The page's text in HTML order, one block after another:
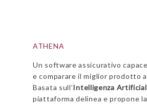
ATHENA
Un software assicurativo
e comparare il miglior prodotto
Basata sull’Intelligenza
piattaforma delinea e propone